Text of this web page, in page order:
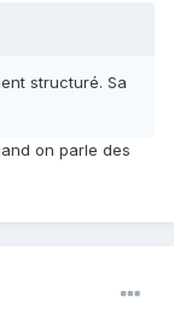
structuré. Sa
on parle des